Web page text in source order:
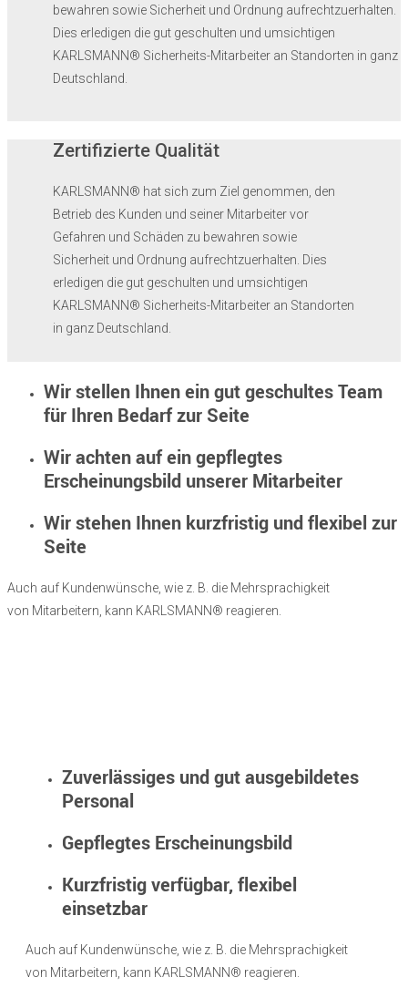
bewahren sowie Sicherheit und Ordnung aufrechtzuerhalten.
Dies erledigen die gut geschulten und umsichtigen
KARLSMANN® Sicherheits-Mitarbeiter an Standorten in ganz
Deutschland.
Zertifizierte Qualität
KARLSMANN® hat sich zum Ziel genommen, den
Betrieb des Kunden und seiner Mitarbeiter vor
Gefahren und Schäden zu bewahren sowie
Sicherheit und Ordnung aufrechtzuerhalten. Dies
erledigen die gut geschulten und umsichtigen
KARLSMANN® Sicherheits-Mitarbeiter an Standorten
in ganz Deutschland.
Wir stellen Ihnen ein gut geschultes Team
für Ihren Bedarf zur Seite
Wir achten auf ein gepflegtes
Erscheinungsbild unserer Mitarbeiter
Wir stehen Ihnen kurzfristig und flexibel zur
Seite
Auch auf Kundenwünsche, wie z. B. die Mehrsprachigkeit
von Mitarbeitern, kann KARLSMANN® reagieren.
Zuverlässiges und gut ausgebildetes
Personal
Gepflegtes Erscheinungsbild
Kurzfristig verfügbar, flexibel
einsetzbar
Auch auf Kundenwünsche, wie z. B. die Mehrsprachigkeit
von Mitarbeitern, kann KARLSMANN® reagieren.